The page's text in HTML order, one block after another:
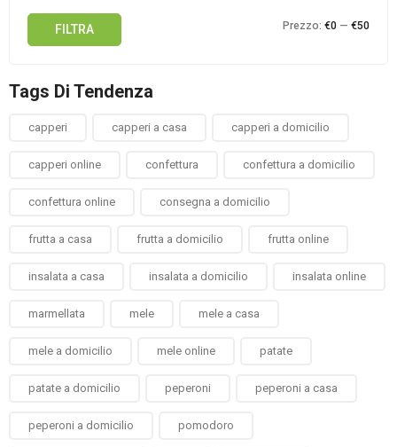
FILTRA Prezzo: €0 — €50
Tags Di Tendenza
capperi capperi a casa capperi a domicilio
capperi online confettura confettura a domicilio
confettura online consegna a domicilio
frutta a casa frutta a domicilio frutta online
insalata a casa insalata a domicilio insalata online
marmellata mele mele a casa
mele a domicilio mele online patate
patate a domicilio peperoni peperoni a casa
peperoni a domicilio pomodoro